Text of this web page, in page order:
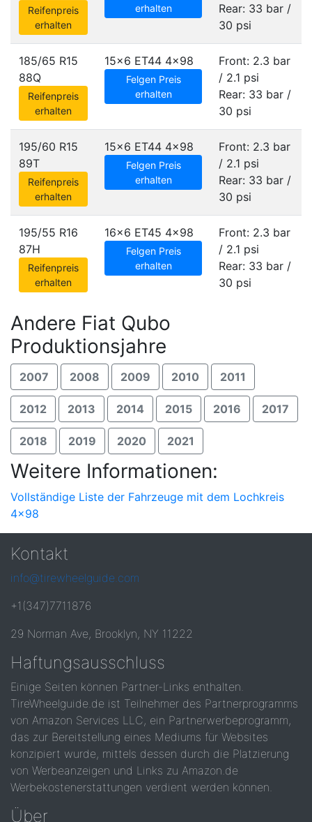
Reifenpreis
erhalten
erhalten
Rear: 33 bar /
30 psi
185/65 R15
88Q
Reifenpreis
erhalten
15x6 ET44 4x98
Felgen Preis
erhalten
Front: 2.3 bar
/ 2.1 psi
Rear: 33 bar /
30 psi
195/60 R15
89T
Reifenpreis
erhalten
15x6 ET44 4x98
Felgen Preis
erhalten
Front: 2.3 bar
/ 2.1 psi
Rear: 33 bar /
30 psi
195/55 R16
87H
Reifenpreis
erhalten
16x6 ET45 4x98
Felgen Preis
erhalten
Front: 2.3 bar
/ 2.1 psi
Rear: 33 bar /
30 psi
Andere Fiat Qubo
Produktionsjahre
2007 2008 2009 2010 2011
2012 2013 2014 2015 2016 2017
2018 2019 2020 2021
Weitere Informationen:
Vollständige Liste der Fahrzeuge mit dem Lochkreis
4x98
Kontakt
info@tirewheelguide.com
+1(347)7711876
29 Norman Ave, Brooklyn, NY 11222
Haftungsausschluss
Einige Seiten können Partner-Links enthalten.
TireWheelguide.de ist Teilnehmer des Partnerprogramms
von Amazon Services LLC, ein Partnerwerbeprogramm,
das zur Bereitstellung eines Mediums für Websites
konzipiert wurde, mittels dessen durch die Platzierung
von Werbeanzeigen und Links zu Amazon.de
Werbekostenerstattungen verdient werden können.
Über